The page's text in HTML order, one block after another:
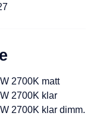
2700K matt
2700K klar
2700K klar dimm.